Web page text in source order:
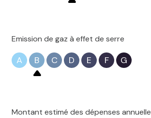
Emission de gaz à effet de serre
A B C D E F G
Montant estimé des dépenses